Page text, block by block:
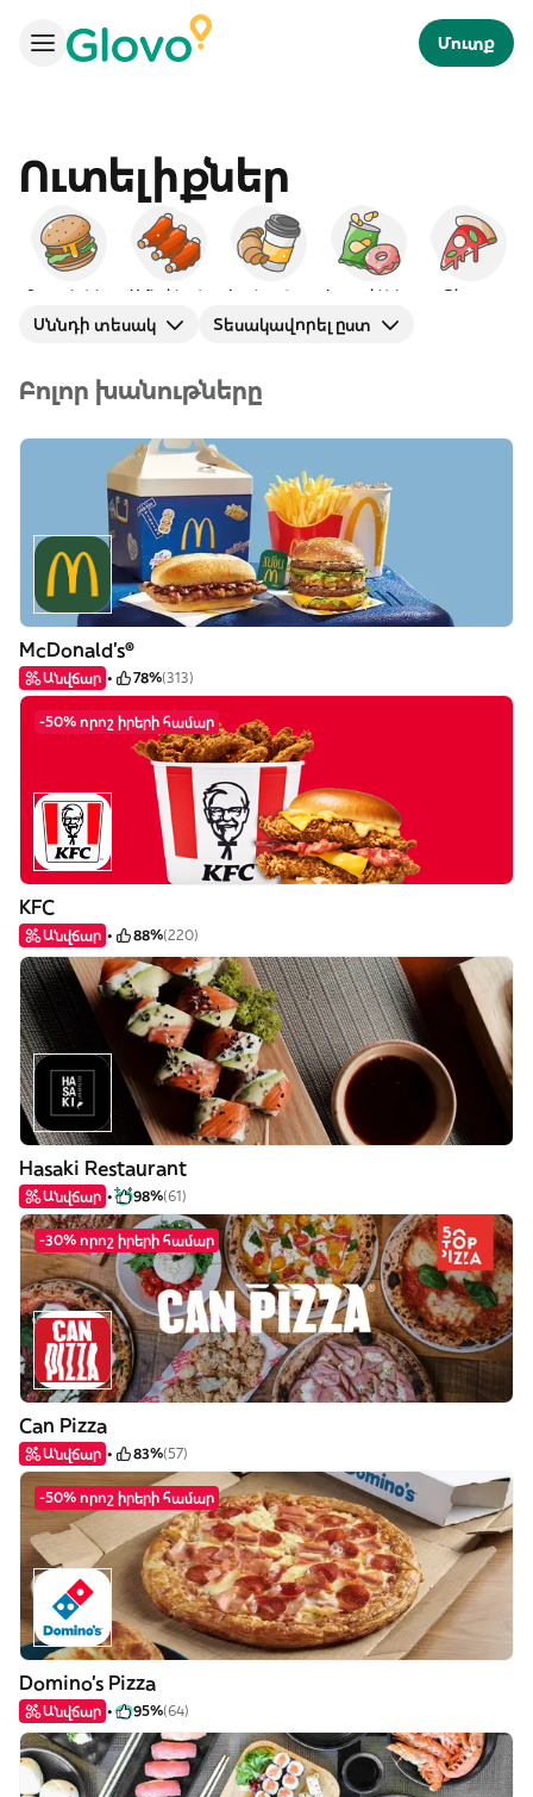
Մուտք
Ուտելիքներ
Բուրգերներ Ամերիկյան Նախաճաշ Խորտիկներ Պիցցա
Սննդի տեսակ Տեսակավորել ըստ
Բոլոր խանութները
McDonald's®
Անվճար 78%(313)
-50% որոշ իրերի համար
KFC
Անվճար 88%(220)
Hasaki Restaurant
Անվճար 98%(61)
-30% որոշ իրերի համար
Can Pizza
Անվճար 83%(57)
-50% որոշ իրերի համար
Domino's Pizza
Անվճար 95%(64)